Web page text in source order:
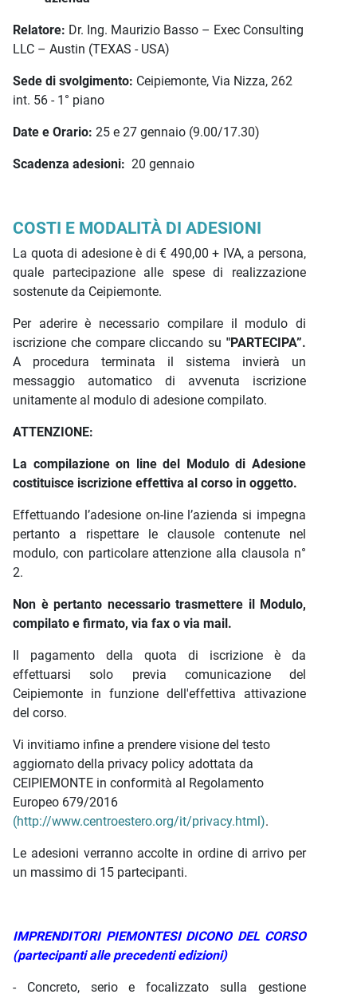
Relatore: Dr. Ing. Maurizio Basso – Exec Consulting
LLC – Austin (TEXAS - USA)
Sede di svolgimento: Ceipiemonte, Via Nizza, 262
int. 56 - 1° piano
Date e Orario: 25 e 27 gennaio (9.00/17.30)
Scadenza adesioni: 20 gennaio
COSTI E MODALITÀ DI ADESIONI
La quota di adesione è di € 490,00 + IVA, a persona,
quale partecipazione alle spese di realizzazione
sostenute da Ceipiemonte.
Per aderire è necessario compilare il modulo di
iscrizione che compare cliccando su "PARTECIPA”.
A procedura terminata il sistema invierà un
messaggio automatico di avvenuta iscrizione
unitamente al modulo di adesione compilato.
ATTENZIONE:
La compilazione on line del Modulo di Adesione
costituisce iscrizione effettiva al corso in oggetto.
Effettuando l’adesione on-line l’azienda si impegna
pertanto a rispettare le clausole contenute nel
modulo, con particolare attenzione alla clausola n°
2.
Non è pertanto necessario trasmettere il Modulo,
compilato e firmato, via fax o via mail.
Il pagamento della quota di iscrizione è da
effettuarsi solo previa comunicazione del
Ceipiemonte in funzione dell'effettiva attivazione
del corso.
Vi invitiamo infine a prendere visione del testo
aggiornato della privacy policy adottata da
CEIPIEMONTE in conformità al Regolamento
Europeo 679/2016
(http://www.centroestero.org/it/privacy.html).
Le adesioni verranno accolte in ordine di arrivo per
un massimo di 15 partecipanti.
IMPRENDITORI PIEMONTESI DICONO DEL CORSO
(partecipanti alle precedenti edizioni)
- Concreto, serio e focalizzato sulla gestione